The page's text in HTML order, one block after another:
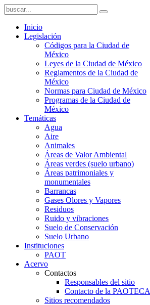
Inicio
Legislación
Códigos para la Ciudad de
México
Leyes de la Ciudad de México
Reglamentos de la Ciudad de
México
Normas para Ciudad de México
Programas de la Ciudad de
México
Temáticas
Agua
Aire
Animales
Áreas de Valor Ambiental
Áreas verdes (suelo urbano)
Áreas patrimoniales y
monumentales
Barrancas
Gases Olores y Vapores
Residuos
Ruido y vibraciones
Suelo de Conservación
Suelo Urbano
Instituciones
PAOT
Acervo
Contactos
Responsables del sitio
Contacto de la PAOTECA
Sitios recomendados